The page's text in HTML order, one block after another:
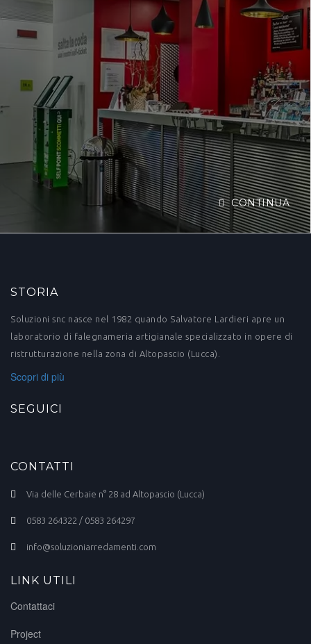
CONTINUA
STORIA
Soluzioni snc nasce nel 1982 quando Salvatore Lardieri apre un
laboratorio di falegnameria artigianale specializzato in opere di
ristrutturazione nella zona di Altopascio (Lucca).
Scopri di più
SEGUICI
CONTATTI
Via delle Cerbaie n° 28 ad Altopascio (Lucca)
0583 264322 / 0583 264297
info@soluzioniarredamenti.com
LINK UTILI
Contattaci
Project